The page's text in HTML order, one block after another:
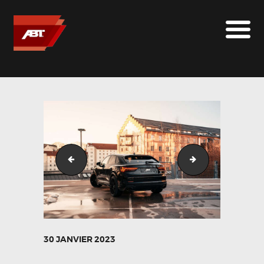
ABT SPORTSLINE FRANCE
MARQUES
CONTACT
DSC05155 DSC05176
30 JANVIER 2023